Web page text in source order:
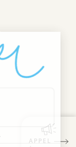
APPEL